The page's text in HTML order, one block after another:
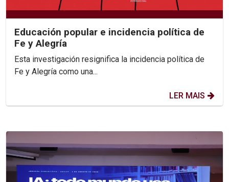
Educación popular e incidencia política de
Fe y Alegría
Esta investigación resignifica la incidencia política de
Fe y Alegría como una...
LER MAIS